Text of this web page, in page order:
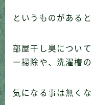
というものがあると
部屋干し臭につい
ー掃除 や、洗濯槽
気になる事は無くな